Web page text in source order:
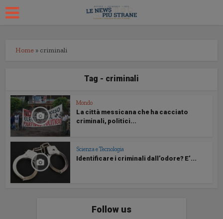
Home » criminali
Tag - criminali
Mondo
La città messicana che ha cacciato
criminali, politici...
Scienza e Tecnologia
Identificare i criminali dall’odore? E’...
Follow us